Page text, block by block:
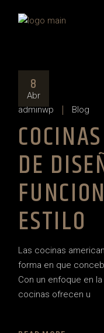
8
Abr
adminwp
Blog
DE
ESTILO
Las cocinas
forma en que
Con un enfoque en
cocinas ofrecen u